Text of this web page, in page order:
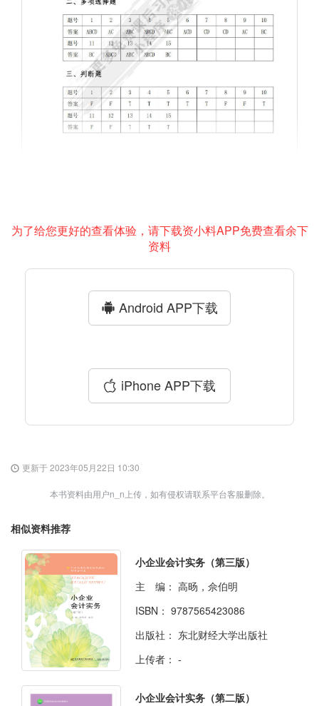
为了给您更好的查看体验，请下载资小料APP免费查看余下
资料
Android APP下载
iPhone APP下载
更新于 2023年05月22日 10:30
本书资料由用户n_n上传，如有侵权请联系平台客服删除。
相似资料推荐
小企业会计实务（第三版）
主 编： 高旸，佘伯明
ISBN： 9787565423086
出版社： 东北财经大学出版社
上传者： -
小企业会计实务（第二版）